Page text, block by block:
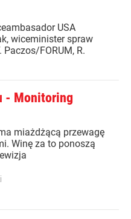
USA
wiceminister spraw
FORUM, R.
- Monitoring
miażdżącą przewagę
Winę za to ponoszą